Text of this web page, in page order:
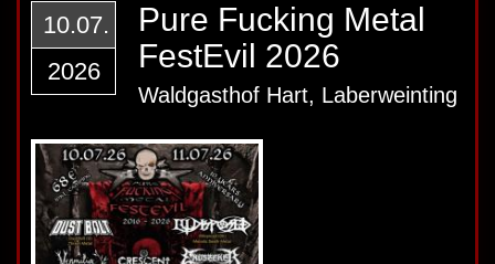
10.07.
2026
Pure Fucking Metal
FestEvil 2026
Waldgasthof Hart, Laberweinting